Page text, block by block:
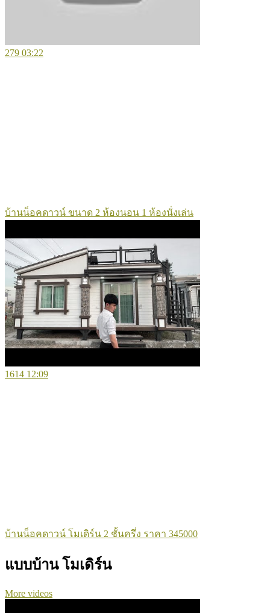
279 03:22
บ้านน็อคดาวน์ ขนาด 2 ห้องนอน 1 ห้องนั่งเล่น
1614 12:09
บ้านน็อคดาวน์ โมเดิร์น 2 ชั้นครึ่ง ราคา 345000
แบบบ้าน โมเดิร์น
More videos